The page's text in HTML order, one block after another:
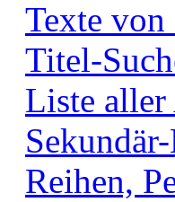
Texte
Titel-
Liste
Reihen,